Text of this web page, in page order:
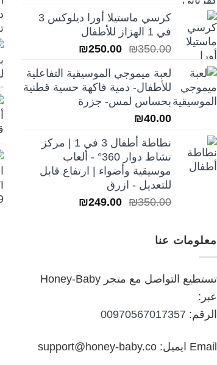
هو:
₪350.00.
هو:
كرسي ماستيلا أورا ديلوكس 3
في 1 الهزاز للأطفال
₪350.00
السعر
هو:
₪350.00.
₪250.00
السعر
هو:
₪250.00.
لعبة ميموجي الموسيقية التفاعلية
للأطفال- دمية فاكهة حسية قطنية
بحساس لمس- جزرة
₪40.00
نطاطة أطفال 3 في 1 | مركز
نشاط دوار 360° - ألعاب
موسيقية وأضواء | ارتفاع قابل
للتعديل - ازرق
₪350.00
السعر ₪249.00
السعر
معلومات عنا
تستطيع التواصل مع متجر Honey-Baby
عبر:
الرقم: 00970567017357
Email ايميل: support@honey-baby.co